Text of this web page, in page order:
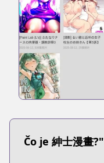
Čo je 紳士漫畫?"